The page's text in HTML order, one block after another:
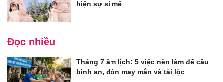
hiện sự si mê
Đọc nhiều
Tháng 7 âm lịch: 5 việc nên làm để cầu
bình an, đón may mắn và tài lộc